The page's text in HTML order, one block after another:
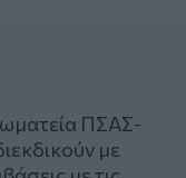
ΠΣΑΣ-
με